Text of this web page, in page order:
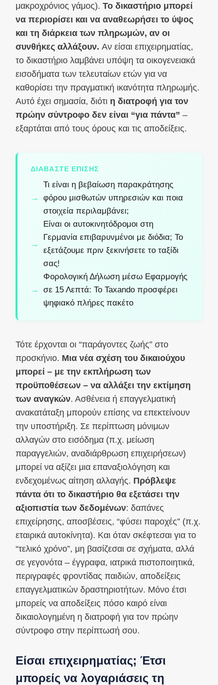
μακροχρόνιος γάμος). Το δικαστήριο μπορεί
να περιορίσει και να αναθεωρήσει το ύψος
και τη διάρκεια των πληρωμών, αν οι
συνθήκες αλλάξουν. Αν είσαι επιχειρηματίας,
το δικαστήριο λαμβάνει υπόψη τα οικογενειακά
εισοδήματα των τελευταίων ετών για να
καθορίσει την πραγματική ικανότητα πληρωμής.
Αυτό έχει σημασία, διότι η διατροφή για τον
πρώην σύντροφο δεν είναι “για πάντα” –
εξαρτάται από τους όρους και τις αποδείξεις.
ΔΙΑΒΆΣΤΕ ΕΠΊΣΗΣ
Τι είναι η βεβαίωση παρακράτησης
φόρου μισθωτών υπηρεσιών και ποια
στοιχεία περιλαμβάνει;
Είναι οι αυτοκινητόδρομοι στη
Γερμανία επιβαρυνμένοι με διόδια; Το
εξετάζουμε πριν ξεκινήσετε το ταξίδι
σας!
Φορολογική Δήλωση μέσω Εφαρμογής
σε 15 Λεπτά: Το Taxando προσφέρει
ψηφιακό πλήρες πακέτο
Τότε έρχονται οι “παράγοντες ζωής” στο
προσκήνιο. Μια νέα σχέση του δικαιούχου
μπορεί – με την εκπλήρωση των
προϋποθέσεων – να αλλάξει την εκτίμηση
των αναγκών. Ασθένεια ή επαγγελματική
ανακατάταξη μπορούν επίσης να επεκτείνουν
την υποστήριξη. Σε περίπτωση μόνιμων
αλλαγών στο εισόδημα (π.χ. μείωση
παραγγελιών, αναδιάρθρωση επιχειρήσεων)
μπορεί να αξίζει μια επαναξιολόγηση και
ενδεχομένως αίτηση αλλαγής. Πρόβλεψε
πάντα ότι το δικαστήριο θα εξετάσει την
αξιοπιστία των δεδομένων: δαπάνες
επιχείρησης, αποσβέσεις, “φύσει παροχές” (π.χ.
εταιρικά αυτοκίνητα). Και όταν σκέφτεσαι για το
“τελικό χρόνο”, μη βασίζεσαι σε σχήματα, αλλά
σε γεγονότα – έγγραφα, ιατρικά πιστοποιητικά,
περιγραφές φροντίδας παιδιών, αποδείξεις
επαγγελματικών δραστηριοτήτων. Μόνο έτσι
μπορείς να αποδείξεις πόσο καιρό είναι
δικαιολογημένη η διατροφή για τον πρώην
σύντροφο στην περίπτωσή σου.
Είσαι επιχειρηματίας; Έτσι
μπορείς να λογαριάσεις τη